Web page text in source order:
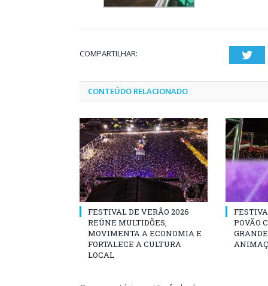
COMPARTILHAR:
CONTEÚDO RELACIONADO
FESTIVAL DE VERÃO 2026
REÚNE MULTIDÕES,
MOVIMENTA A ECONOMIA E
FORTALECE A CULTURA
LOCAL
POVÃO